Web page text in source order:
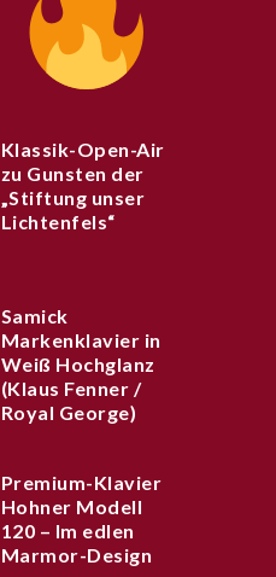
Klassik-Open-Air
zu Gunsten der
„Stiftung unser
Lichtenfels“
Samick
Markenklavier in
Weiß Hochglanz
(Klaus Fenner /
Royal George)
Premium-Klavier
Hohner Modell
120 – Im edlen
Marmor-Design